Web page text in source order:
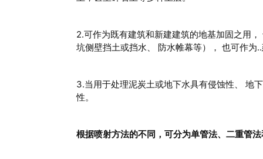
2.可作为既有建筑和新建建筑的地基加固之用
坑侧壁挡土或挡水、 防水帷幕等）， 也可作为
3.当用于处理泥炭土或地下水具有侵蚀性、 地
性。
根据喷射方法的不同，可分为单管法、二重管